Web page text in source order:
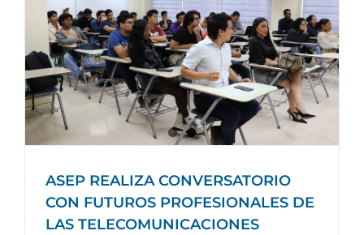
ASEP REALIZA CONVERSATORIO
CON FUTUROS PROFESIONALES DE
LAS TELECOMUNICACIONES